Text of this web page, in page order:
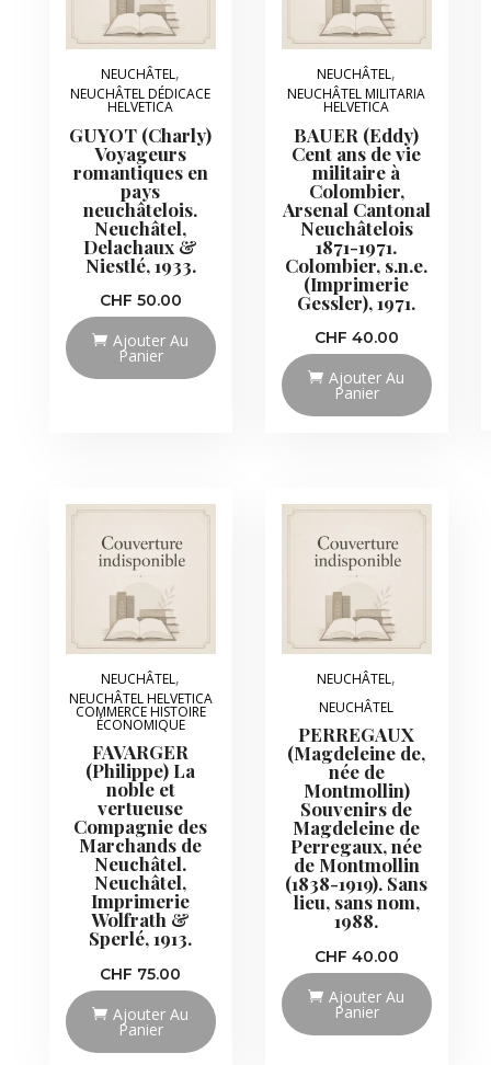
NEUCHÂTEL,
NEUCHÂTEL DÉDICACE
HELVETICA
GUYOT (Charly)
Voyageurs
romantiques en
pays
neuchâtelois.
Neuchâtel,
Delachaux &
Niestlé, 1933.
CHF 50.00
Ajouter Au
Panier
NEUCHÂTEL,
NEUCHÂTEL MILITARIA
HELVETICA
BAUER (Eddy)
Cent ans de vie
militaire à
Colombier,
Arsenal Cantonal
Neuchâtelois
1871-1971.
Colombier, s.n.e.
(Imprimerie
Gessler), 1971.
CHF 40.00
Ajouter Au
Panier
NEUCHÂTEL,
NEUCHÂTEL HELVETICA
COMMERCE HISTOIRE
ÉCONOMIQUE
FAVARGER
(Philippe) La
noble et
vertueuse
Compagnie des
Marchands de
Neuchâtel.
Neuchâtel,
Imprimerie
Wolfrath &
Sperlé, 1913.
CHF 75.00
Ajouter Au
Panier
NEUCHÂTEL,
NEUCHÂTEL
PERREGAUX
(Magdeleine de,
née de
Montmollin)
Souvenirs de
Magdeleine de
Perregaux, née
de Montmollin
(1838-1919). Sans
lieu, sans nom,
1988.
CHF 40.00
Ajouter Au
Panier